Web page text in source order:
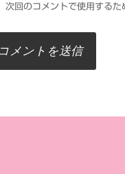
次回のコメントで使用するた